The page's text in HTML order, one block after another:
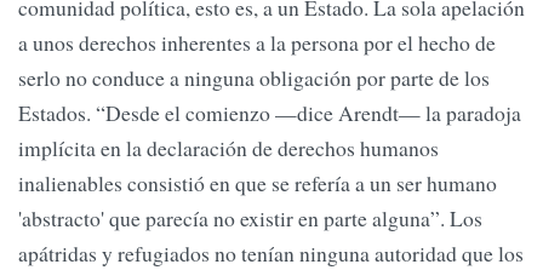
comunidad política, esto es, a un Estado. La sola apelación
a unos derechos inherentes a la persona por el hecho de
serlo no conduce a ninguna obligación por parte de los
Estados. “Desde el comienzo —dice Arendt— la paradoja
implícita en la declaración de derechos humanos
inalienables consistió en que se refería a un ser humano
'abstracto' que parecía no existir en parte alguna”. Los
apátridas y refugiados no tenían ninguna autoridad que los